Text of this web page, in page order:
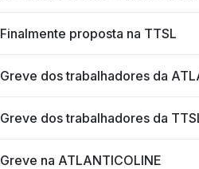
Finalmente proposta na TTSL
Greve dos trabalhadores da
Greve dos trabalhadores da
Greve na ATLANTICOLINE